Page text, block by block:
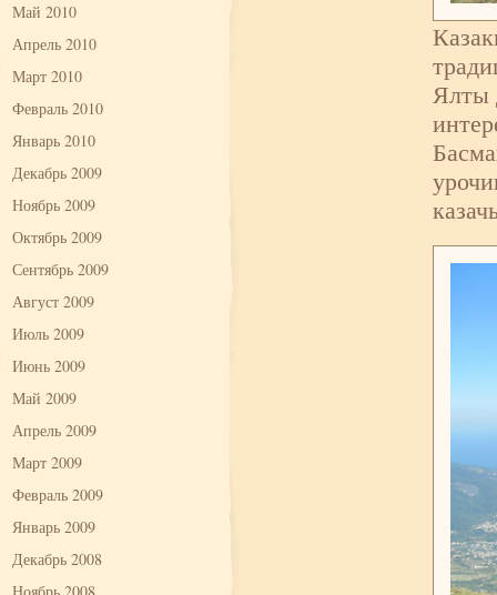
Май 2010
Апрель 2010
Март 2010
Февраль 2010
Январь 2010
Декабрь 2009
Ноябрь 2009
Октябрь 2009
Сентябрь 2009
Август 2009
Июль 2009
Июнь 2009
Май 2009
Апрель 2009
Март 2009
Февраль 2009
Январь 2009
Декабрь 2008
Ялты